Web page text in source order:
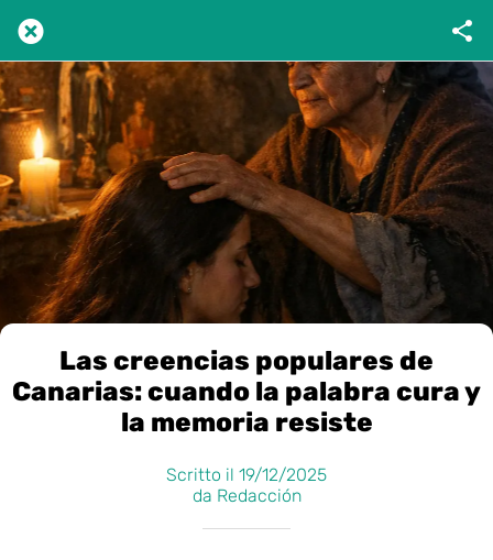
Las creencias populares de
Canarias: cuando la palabra cura y
la memoria resiste
Scritto il 19/12/2025
da Redacción